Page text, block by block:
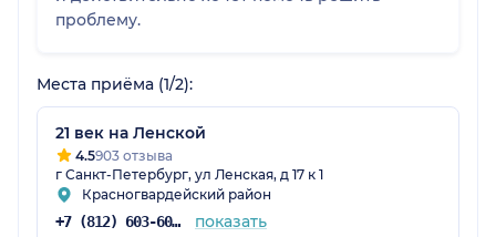
проблему.
Места приёма (1/2):
21 век на Ленской
4.5903 отзыва
г Санкт-Петербург, ул Ленская, д 17 к 1
Красногвардейский район
+7 (812) 603-60-42 показать